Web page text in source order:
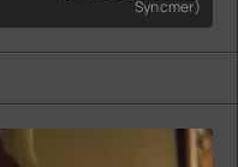
Syncmer)